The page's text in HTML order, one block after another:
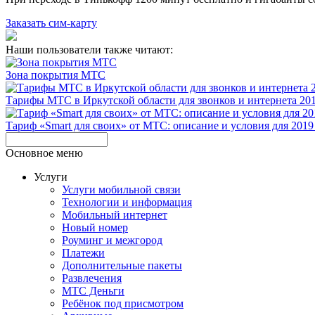
Заказать сим-карту
Наши пользователи также читают:
Зона покрытия МТС
Тарифы МТС в Иркутской области для звонков и интернета
Тариф «Smart для своих» от МТС: описание и условия для 2019
Основное меню
Услуги
Услуги мобильной связи
Технологии и информация
Мобильный интернет
Новый номер
Роуминг и межгород
Платежи
Дополнительные пакеты
Развлечения
МТС Деньги
Ребёнок под присмотром